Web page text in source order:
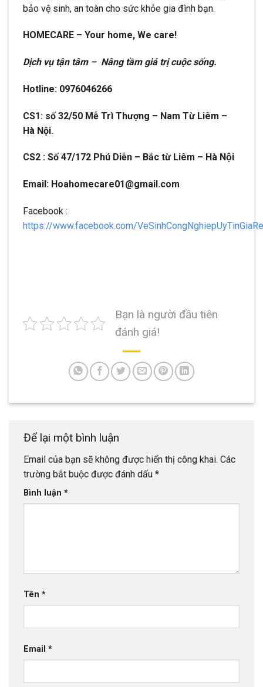
bảo vệ sinh, an toàn cho sức khỏe gia đình bạn.
HOMECARE – Your home, We care!
Dịch vụ tận tâm – Nâng tầm giá trị cuộc sống.
Hotline: 0976046266
CS1: số 32/50 Mễ Trì Thượng – Nam Từ Liêm –
Hà Nội.
CS2 : Số 47/172 Phú Diễn – Bắc từ Liêm – Hà Nội
Email: Hoahomecare01@gmail.com
Facebook :
https://www.facebook.com/
Bạn là người đầu tiên
đánh giá!
Để lại một bình luận
Email của bạn sẽ không được hiển thị công khai. Các
trường bắt buộc được đánh dấu *
Bình luận *
Tên *
Email *